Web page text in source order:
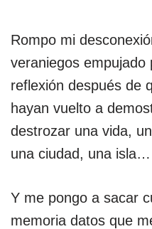
Rompo mi
veraniegos
reflexión después de
hayan vuelto a
destrozar una vida,
una ciudad, una isla…
Y me pongo a sacar
memoria datos que